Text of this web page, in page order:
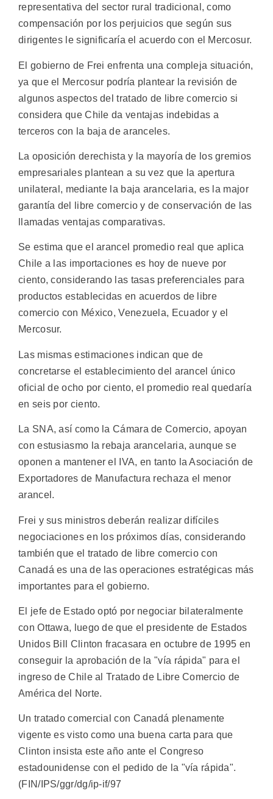
representativa del sector rural tradicional, como
compensación por los perjuicios que según sus
dirigentes le significaría el acuerdo con el Mercosur.
El gobierno de Frei enfrenta una compleja situación,
ya que el Mercosur podría plantear la revisión de
algunos aspectos del tratado de libre comercio si
considera que Chile da ventajas indebidas a
terceros con la baja de aranceles.
La oposición derechista y la mayoría de los gremios
empresariales plantean a su vez que la apertura
unilateral, mediante la baja arancelaria, es la major
garantía del libre comercio y de conservación de las
llamadas ventajas comparativas.
Se estima que el arancel promedio real que aplica
Chile a las importaciones es hoy de nueve por
ciento, considerando las tasas preferenciales para
productos establecidas en acuerdos de libre
comercio con México, Venezuela, Ecuador y el
Mercosur.
Las mismas estimaciones indican que de
concretarse el establecimiento del arancel único
oficial de ocho por ciento, el promedio real quedaría
en seis por ciento.
La SNA, así como la Cámara de Comercio, apoyan
con estusiasmo la rebaja arancelaria, aunque se
oponen a mantener el IVA, en tanto la Asociación de
Exportadores de Manufactura rechaza el menor
arancel.
Frei y sus ministros deberán realizar difíciles
negociaciones en los próximos días, considerando
también que el tratado de libre comercio con
Canadá es una de las operaciones estratégicas más
importantes para el gobierno.
El jefe de Estado optó por negociar bilateralmente
con Ottawa, luego de que el presidente de Estados
Unidos Bill Clinton fracasara en octubre de 1995 en
conseguir la aprobación de la "vía rápida" para el
ingreso de Chile al Tratado de Libre Comercio de
América del Norte.
Un tratado comercial con Canadá plenamente
vigente es visto como una buena carta para que
Clinton insista este año ante el Congreso
estadounidense con el pedido de la "vía rápida".
(FIN/IPS/ggr/dg/ip-if/97